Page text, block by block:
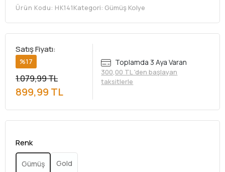
Ürün Kodu: HK141Kategori: Gümüş Kolye
Satış Fiyatı:
%17
1.079,99 TL
899,99 TL
Toplamda 3 Aya Varan
300,00 TL 'den başlayan
taksitlerle
Renk
Gümüş Gold